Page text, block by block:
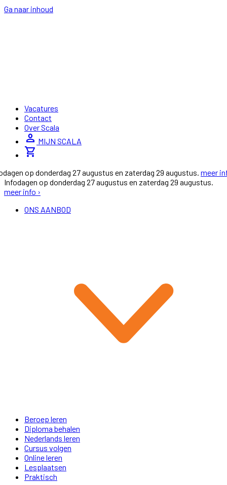
Ga naar inhoud
Vacatures
Contact
Over Scala
person MIJN SCALA
shopping_cart
op donderdag 27 augustus en zaterdag 29 augustus. meer
Infodagen op donderdag 27 augustus en zaterdag 29 augustus.
meer info ›
ONS AANBOD
Beroep leren
Diploma behalen
Nederlands leren
Cursus volgen
Online leren
Lesplaatsen
Praktisch